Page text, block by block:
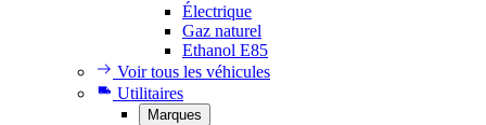
Électrique
Gaz naturel
Ethanol E85
Voir tous les véhicules
Utilitaires
Marques